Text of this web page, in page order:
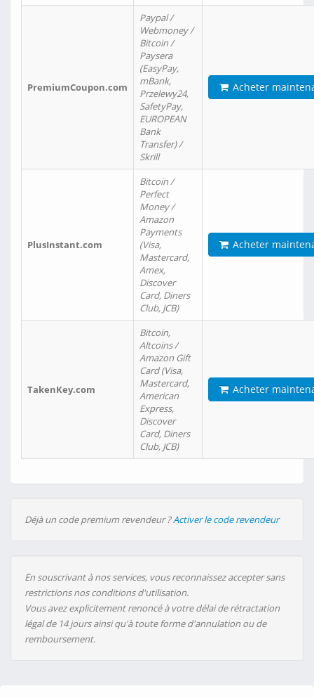
PremiumCoupon.com
Paypal /
Webmoney /
Bitcoin /
Paysera
(EasyPay,
mBank,
Przelewy24,
SafetyPay,
EUROPEAN
Bank
Transfer) /
Skrill
Acheter
PlusInstant.com
Bitcoin /
Perfect
Money /
Amazon
Payments
(Visa,
Mastercard,
Amex,
Discover
Card, Diners
Club, JCB)
Acheter
TakenKey.com
Bitcoin,
Altcoins /
Amazon Gift
Card (Visa,
Mastercard,
American
Express,
Discover
Card, Diners
Club, JCB)
Acheter
Déjà un code premium revendeur ?Activer le code revendeur
En souscrivant à nos services, vous reconnaissez accepter sans
restrictions nos conditions d'utilisation.
Vous avez explicitement renoncé à votre délai de rétractation
légal de 14 jours ainsi qu'à toute forme d'annulation ou de
remboursement.